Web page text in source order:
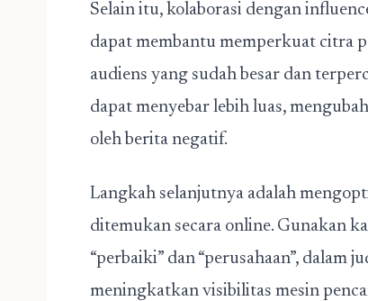
Selain itu, kolaborasi dengan
dapat membantu memperkuat citra
audiens yang sudah besar dan
dapat menyebar lebih luas,
oleh berita negatif.
Langkah selanjutnya adalah
ditemukan secara online. Gunakan
“perbaiki” dan “perusahaan”, dalam
meningkatkan visibilitas mesin